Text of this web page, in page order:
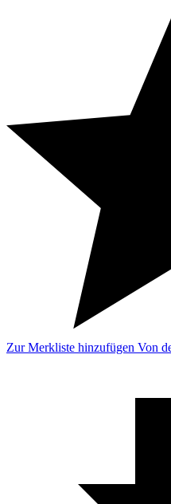
Zur Merkliste hinzufügen Von